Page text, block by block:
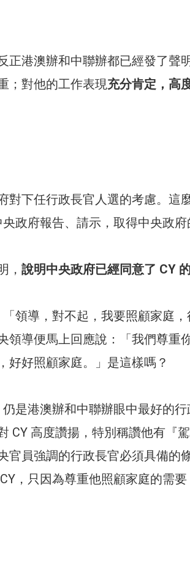
正港澳辦和中聯辦都已經發了聲
；對他的工作表現充分肯定，高
對下任行政長官人選的考慮。這
政府報告、請示，取得中央政府
， 說明中央政府已經同意了 CY
領導，對不起，我要照顧家庭
領導便馬上回應說：「我們尊重
好好照顧家庭。」是這樣嗎？
是港澳辦和中聯辦眼中最好的行
CY 高度讚揚，特別稱讚他有『
官員強調的行政長官必須具備的
，只因為尊重他照顧家庭的需